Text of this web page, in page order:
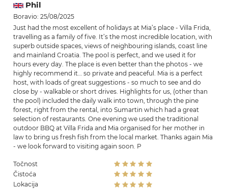
Phil
Boravio: 25/08/2025
Just had the most excellent of holidays at Mia’s place - Villa Frida,
travelling as a family of five. It’s the most incredible location, with
superb outside spaces, views of neighbouring islands, coast line
and mainland Croatia. The pool is perfect, and we used it for
hours every day. The place is even better than the photos - we
highly recommend it… so private and peaceful. Mia is a perfect
host, with loads of great suggestions - so much to see and do
close by - walkable or short drives. Highlights for us, (other than
the pool) included the daily walk into town, through the pine
forest, right from the rental, into Sumartin which had a great
selection of restaurants. One evening we used the traditional
outdoor BBQ at Villa Frida and Mia organised for her mother in
law to bring us fresh fish from the local market. Thanks again Mia
- we look forward to visiting again soon. P
Točnost
Čistoća
Lokacija